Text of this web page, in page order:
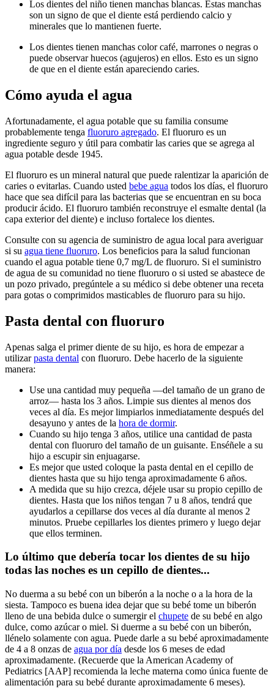
Los dientes del niño tienen manchas blancas. Estas manchas
son un signo de que el diente está perdiendo calcio y
minerales que lo mantienen fuerte.
Los dientes tienen manchas color café, marrones o negras o
puede observar huecos (agujeros) en ellos. Esto es un signo
de que en el diente están apareciendo caries.
Cómo ayuda el agua
Afortunadamente, el agua potable que su familia consume
probablemente tenga fluoruro agregado. El fluoruro es un
ingrediente seguro y útil para combatir las caries que se agrega al
agua potable desde 1945.
El fluoruro es un mineral natural que puede ralentizar la aparición de
caries o evitarlas. Cuando usted bebe agua todos los días, el fluoruro
hace que sea difícil para las bacterias que se encuentran en su boca
producir ácido. El fluoruro también reconstruye el esmalte dental (la
capa exterior del diente) e incluso fortalece los dientes.
Consulte con su agencia de suministro de agua local para averiguar
si su agua tiene fluoruro. Los beneficios para la salud funcionan
cuando el agua potable tiene 0,7 mg/L de fluoruro. Si el suministro
de agua de su comunidad no tiene fluoruro o si usted se abastece de
un pozo privado, pregúntele a su médico si debe obtener una receta
para gotas o comprimidos masticables de fluoruro para su hijo.
Pasta dental con fluoruro
Apenas salga el primer diente de su hijo, es hora de empezar a
utilizarpasta dental con fluoruro. Debe hacerlo de la siguiente
manera:
Use una cantidad muy pequeña —del tamaño de un grano de
arroz— hasta los 3 años. Limpie sus dientes al menos dos
veces al día. Es mejor limpiarlos inmediatamente después del
desayuno y antes de la hora de dormir.
Cuando su hijo tenga 3 años, utilice una cantidad de pasta
dental con fluoruro del tamaño de un guisante. Enséñele a su
hijo a escupir sin enjuagarse.
Es mejor que usted coloque la pasta dental en el cepillo de
dientes hasta que su hijo tenga aproximadamente 6 años.
A medida que su hijo crezca, déjele usar su propio cepillo de
dientes. Hasta que los niños tengan 7 u 8 años, tendrá que
ayudarlos a cepillarse dos veces al día durante al menos 2
minutos. Pruebe cepillarles los dientes primero y luego dejar
que ellos terminen.
Lo último que debería tocar los dientes de su hijo
todas las noches es un cepillo de dientes...
No duerma a su bebé con un biberón a la noche o a la hora de la
siesta. Tampoco es buena idea dejar que su bebé tome un biberón
lleno de una bebida dulce o sumergir el chupete de su bebé en algo
dulce, como azúcar o miel. Si duerme a su bebé con un biberón,
llénelo solamente con agua. Puede darle a su bebé aproximadamente
de 4 a 8 onzas de agua por día desde los 6 meses de edad
aproximadamente. (Recuerde que la American Academy of
Pediatrics [AAP] recomienda la leche materna como única fuente de
alimentación para su bebé durante aproximadamente 6 meses).